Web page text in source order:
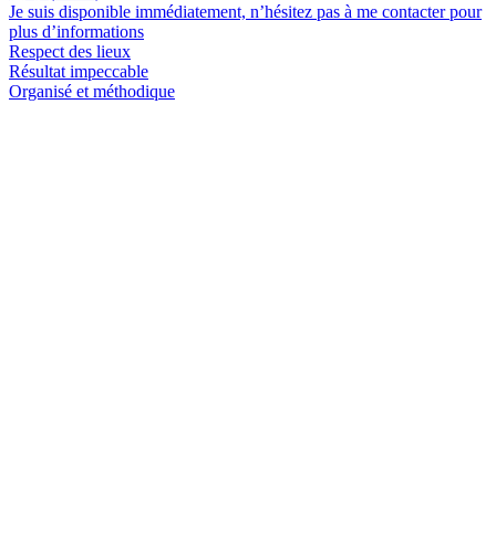
Je suis disponible immédiatement, n’hésitez pas à me contacter pour
plus d’informations
Respect des lieux
Résultat impeccable
Organisé et méthodique